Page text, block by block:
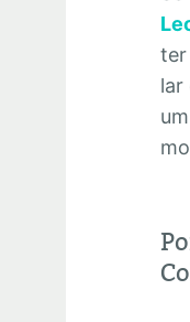
ter
lar